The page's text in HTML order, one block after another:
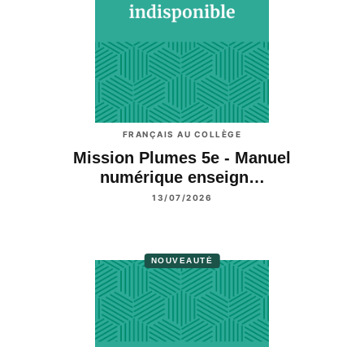
FRANÇAIS AU COLLÈGE
Mission Plumes 5e - Manuel
numérique enseign…
13/07/2026
NOUVEAUTÉ